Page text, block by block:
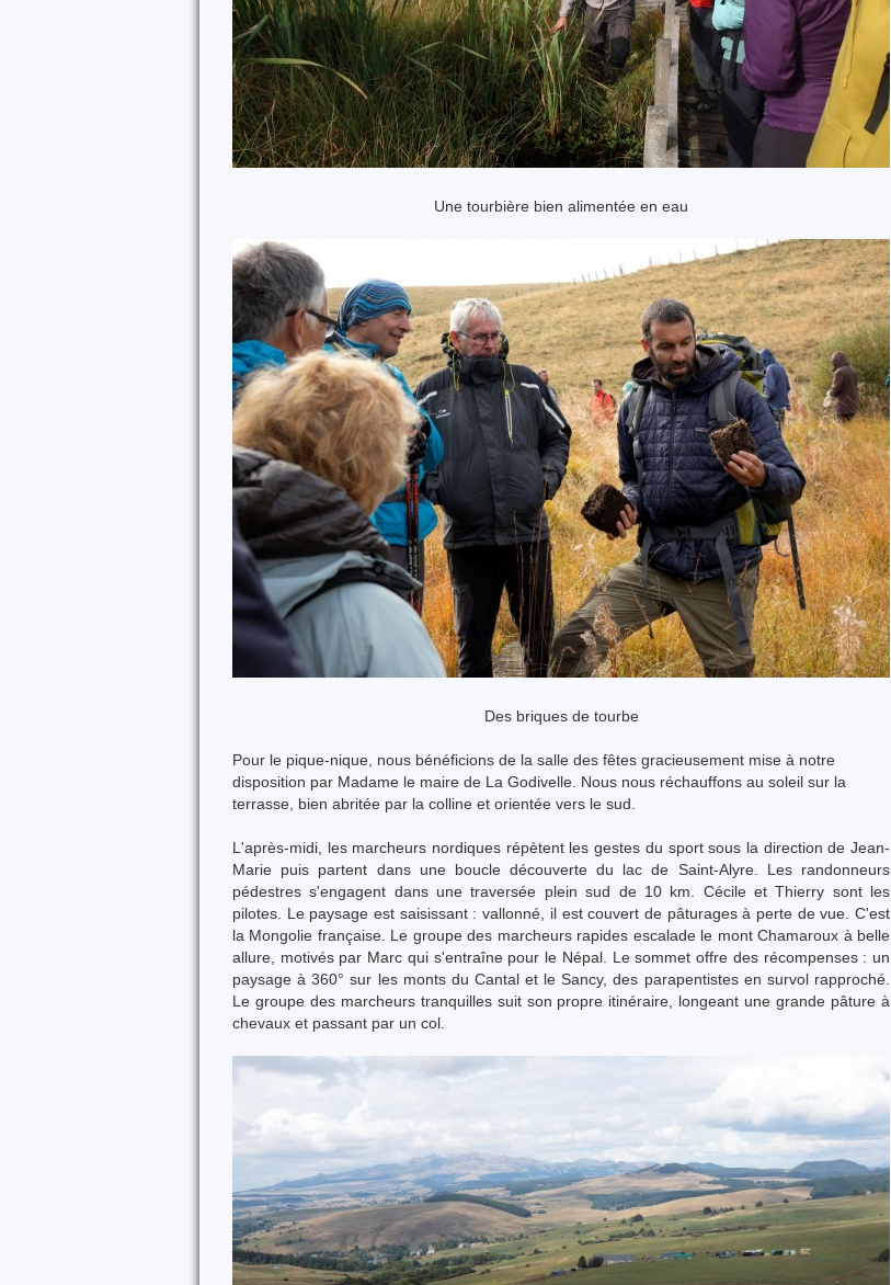
Une tourbière bien alimentée en eau
Des briques de tourbe
Pour le pique-nique, nous bénéficions de la salle des fêtes gracieusement mise à notre
disposition par Madame le maire de La Godivelle. Nous nous réchauffons au soleil sur la
terrasse, bien abritée par la colline et orientée vers le sud.
L'après-midi, les marcheurs nordiques répètent les gestes du sport sous la direction de Jean-
Marie puis partent dans une boucle découverte du lac de Saint-Alyre. Les randonneurs
pédestres s'engagent dans une traversée plein sud de 10 km. Cécile et Thierry sont les
pilotes. Le paysage est saisissant : vallonné, il est couvert de pâturages à perte de vue. C'est
la Mongolie française. Le groupe des marcheurs rapides escalade le mont Chamaroux à belle
allure, motivés par Marc qui s'entraîne pour le Népal. Le sommet offre des récompenses : un
paysage à 360° sur les monts du Cantal et le Sancy, des parapentistes en survol rapproché.
Le groupe des marcheurs tranquilles suit son propre itinéraire, longeant une grande pâture à
chevaux et passant par un col.